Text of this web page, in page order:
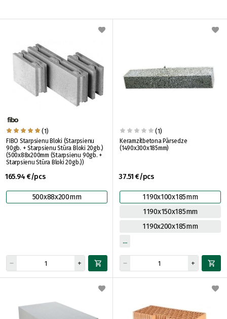
(1)
FIBO Starpsienu Bloki (Starpsienu
90gb. + Starpsienu Stūra Bloki 20gb.)
(500x88x200mm (Starpsienu 90gb. +
Starpsienu Stūra Bloki 20gb.))
165.94 €/pcs
500x88x200mm
(1)
Keramzītbetona Pārsedze
(1490x300x185mm)
37.51 €/pcs
1190x100x185mm
1190x150x185mm
1190x200x185mm